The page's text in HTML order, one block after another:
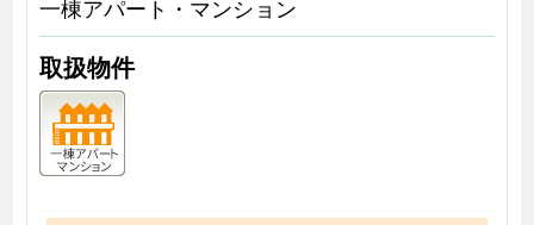
一棟アパート・マンション
取扱物件